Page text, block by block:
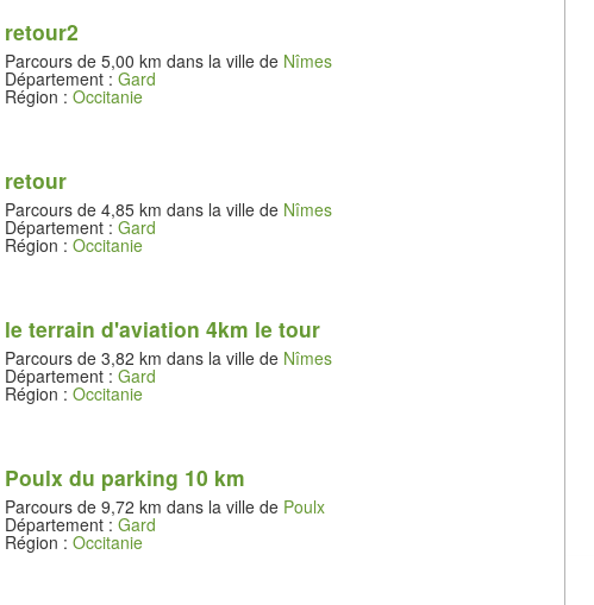
retour2
Parcours de 5,00 km dans la ville de Nîmes
Département : Gard
Région : Occitanie
retour
Parcours de 4,85 km dans la ville de Nîmes
Département : Gard
Région : Occitanie
le terrain d'aviation 4km le tour
Parcours de 3,82 km dans la ville de Nîmes
Département : Gard
Région : Occitanie
Poulx du parking 10 km
Parcours de 9,72 km dans la ville de Poulx
Département : Gard
Région : Occitanie